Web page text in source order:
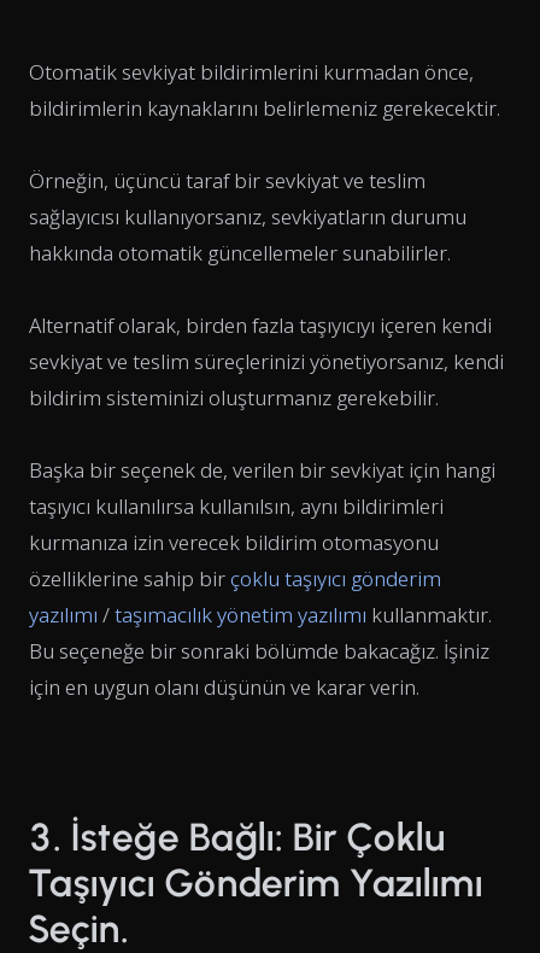
Otomatik sevkiyat bildirimlerini kurmadan önce,
bildirimlerin kaynaklarını belirlemeniz gerekecektir.
Örneğin, üçüncü taraf bir sevkiyat ve teslim
sağlayıcısı kullanıyorsanız, sevkiyatların durumu
hakkında otomatik güncellemeler sunabilirler.
Alternatif olarak, birden fazla taşıyıcıyı içeren kendi
sevkiyat ve teslim süreçlerinizi yönetiyorsanız, kendi
bildirim sisteminizi oluşturmanız gerekebilir.
Başka bir seçenek de, verilen bir sevkiyat için hangi
taşıyıcı kullanılırsa kullanılsın, aynı bildirimleri
kurmanıza izin verecek bildirim otomasyonu
özelliklerine sahip birçoklu taşıyıcı gönderim
yazılımı /taşımacılık yönetim yazılımı kullanmaktır.
Bu seçeneğe bir sonraki bölümde bakacağız. İşiniz
için en uygun olanı düşünün ve karar verin.
3. İsteğe Bağlı: Bir Çoklu
Taşıyıcı Gönderim Yazılımı
Seçin.